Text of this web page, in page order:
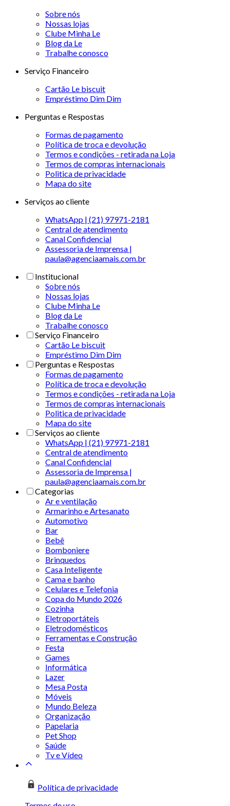
Sobre nós
Nossas lojas
Clube Minha Le
Blog da Le
Trabalhe conosco
Serviço Financeiro
Cartão Le biscuit
Empréstimo Dim Dim
Perguntas e Respostas
Formas de pagamento
Política de troca e devolução
Termos e condições - retirada na Loja
Termos de compras internacionais
Politica de privacidade
Mapa do site
Serviços ao cliente
WhatsApp | (21) 97971-2181
Central de atendimento
Canal Confidencial
Assessoria de Imprensa |
paula@agenciaamais.com.br
Institucional
Sobre nós
Nossas lojas
Clube Minha Le
Blog da Le
Trabalhe conosco
Serviço Financeiro
Cartão Le biscuit
Empréstimo Dim Dim
Perguntas e Respostas
Formas de pagamento
Política de troca e devolução
Termos e condições - retirada na Loja
Termos de compras internacionais
Politica de privacidade
Mapa do site
Serviços ao cliente
WhatsApp | (21) 97971-2181
Central de atendimento
Canal Confidencial
Assessoria de Imprensa |
paula@agenciaamais.com.br
Categorias
Ar e ventilação
Armarinho e Artesanato
Automotivo
Bar
Bebê
Bomboniere
Brinquedos
Casa Inteligente
Cama e banho
Celulares e Telefonia
Copa do Mundo 2026
Cozinha
Eletroportáteis
Eletrodomésticos
Ferramentas e Construção
Festa
Games
Informática
Lazer
Mesa Posta
Móveis
Mundo Beleza
Organização
Papelaria
Pet Shop
Saúde
Tv e Vídeo
Política de privacidade